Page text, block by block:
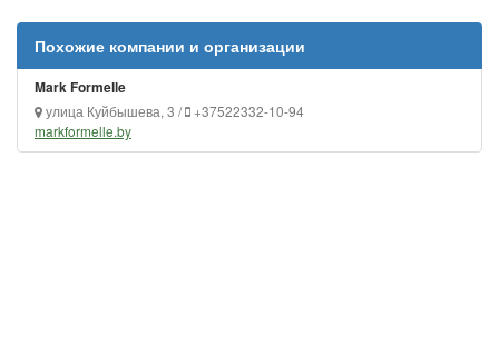
Похожие компании и организации
Mark Formelle
улица Куйбышева, 3 /
+37522332-10-94
markformelle.by